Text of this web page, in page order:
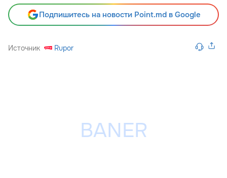
Подпишитесь на новости Point.md в Google
Источник Rupor